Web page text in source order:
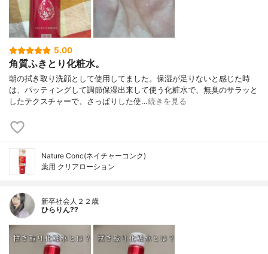
5.00
角質ふきとり化粧水。
朝の拭き取り洗顔として使用してました。保湿が足りないと感じた時
は、パッティングして調節保湿出来して使う化粧水で、無臭のサラッと
したテクスチャーで、さっぱりした使…続きを見る
Nature Conc(ネイチャーコンク)
薬用 クリアローション
新卒社会人２２歳
ひらりん??